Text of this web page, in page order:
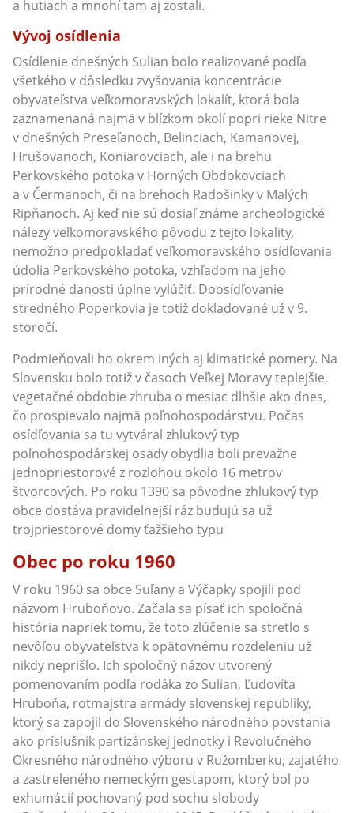
a hutiach a mnohí tam aj zostali.
Vývoj osídlenia
Osídlenie dnešných Sulian bolo realizované podľa
všetkého v dôsledku zvyšovania koncentrácie
obyvateľstva veľkomoravských lokalít, ktorá bola
zaznamenaná najmä v blízkom okolí popri rieke Nitre
v dnešných Preseľanoch, Belinciach, Kamanovej,
Hrušovanoch, Koniarovciach, ale i na brehu
Perkovského potoka v Horných Obdokovciach
a v Čermanoch, či na brehoch Radošinky v Malých
Ripňanoch. Aj keď nie sú dosiaľ známe archeologické
nálezy veľkomoravského pôvodu z tejto lokality,
nemožno predpokladať veľkomoravského osídľovania
údolia Perkovského potoka, vzhľadom na jeho
prírodné danosti úplne vylúčiť. Doosídľovanie
stredného Poperkovia je totiž dokladované už v 9.
storočí.
Podmieňovali ho okrem iných aj klimatické pomery. Na
Slovensku bolo totiž v časoch Veľkej Moravy teplejšie,
vegetačné obdobie zhruba o mesiac dlhšie ako dnes,
čo prospievalo najmä poľnohospodárstvu. Počas
osídľovania sa tu vytváral zhlukový typ
poľnohospodárskej osady obydlia boli prevažne
jednopriestorové z rozlohou okolo 16 metrov
štvorcových. Po roku 1390 sa pôvodne zhlukový typ
obce dostáva pravidelnejší ráz budujú sa už
trojpriestorové domy ťažšieho typu
Obec po roku 1960
V roku 1960 sa obce Suľany a Výčapky spojili pod
názvom Hruboňovo. Začala sa písať ich spoločná
história napriek tomu, že toto zlúčenie sa stretlo s
nevôľou obyvateľstva k opätovnému rozdeleniu už
nikdy neprišlo. Ich spoločný názov utvorený
pomenovaním podľa rodáka zo Sulian, Ľudovíta
Hruboňa, rotmajstra armády slovenskej republiky,
ktorý sa zapojil do Slovenského národného povstania
ako príslušník partizánskej jednotky i Revolučného
Okresného národného výboru v Ružomberku, zajatého
a zastreleného nemeckým gestapom, ktorý bol po
exhumácií pochovaný pod sochu slobody